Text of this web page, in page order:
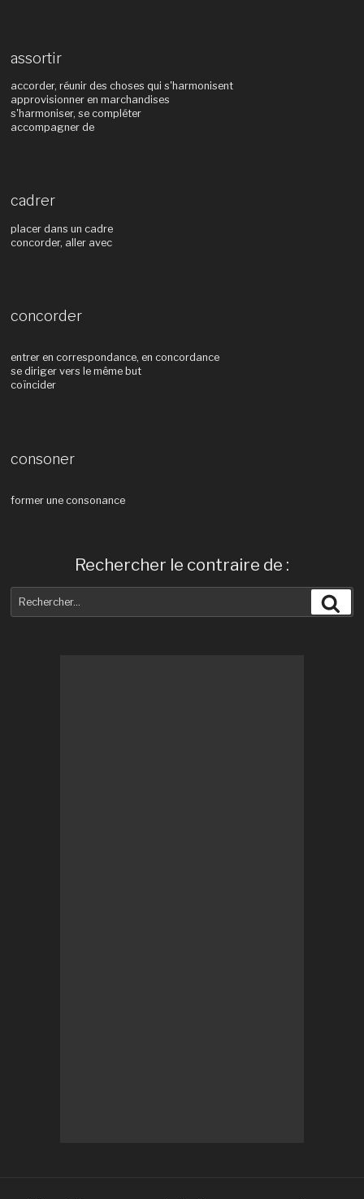
assortir
accorder, réunir des choses qui s'harmonisent
approvisionner en marchandises
s'harmoniser, se compléter
accompagner de
cadrer
placer dans un cadre
concorder, aller avec
concorder
entrer en correspondance, en concordance
se diriger vers le même but
coïncider
consoner
former une consonance
Rechercher le contraire de :
pour